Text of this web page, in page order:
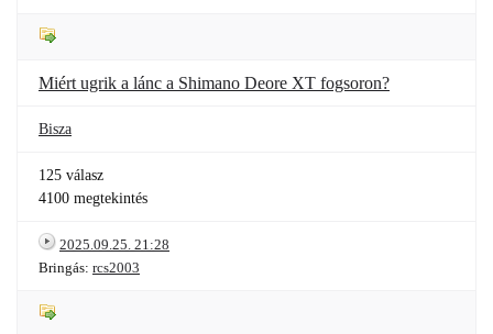
Miért ugrik a lánc a Shimano Deore XT fogsoron?
Bisza
125 válasz
4100 megtekintés
2025.09.25. 21:28
Bringás: rcs2003